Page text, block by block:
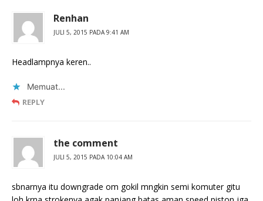
Renhan
JULI 5, 2015 PADA 9:41 AM
Headlampnya keren..
Memuat...
REPLY
the comment
JULI 5, 2015 PADA 10:04 AM
sbnarnya itu downgrade om gokil mngkin semi komuter gitu